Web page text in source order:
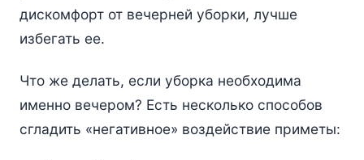
дискомфорт от вечерней уборки, лучше
избегать ее.
Что же делать, если уборка необходима
именно вечером? Есть несколько способов
сгладить «негативное» воздействие приметы: